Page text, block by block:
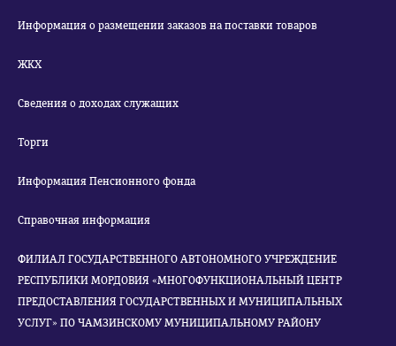
Информация о размещении заказов на поставки товаров
ЖКХ
Сведения о доходах служащих
Торги
Информация Пенсионного фонда
Справочная информация
ФИЛИАЛ ГОСУДАРСТВЕННОГО АВТОНОМНОГО УЧРЕЖДЕНИЕ
РЕСПУБЛИКИ МОРДОВИЯ «МНОГОФУНКЦИОНАЛЬНЫЙ ЦЕНТР
ПРЕДОСТАВЛЕНИЯ ГОСУДАРСТВЕННЫХ И МУНИЦИПАЛЬНЫХ
УСЛУГ» ПО ЧАМЗИНСКОМУ МУНИЦИПАЛЬНОМУ РАЙОНУ